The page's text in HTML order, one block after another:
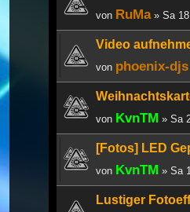
von RuMa» Sa 18
Video
von phoenix-djs
von KvnTM » Sa
[Fotos] LED
von KvnTM » Sa
Lustiger